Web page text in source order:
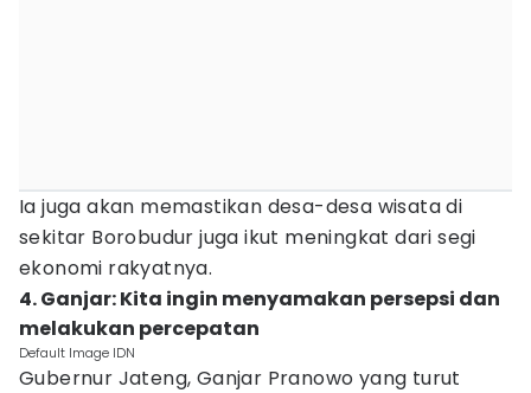
Ia juga akan memastikan desa-desa wisata di
sekitar Borobudur juga ikut meningkat dari segi
ekonomi rakyatnya.
4. Ganjar: Kita ingin menyamakan persepsi dan
melakukan percepatan
Default Image IDN
Gubernur Jateng, Ganjar Pranowo yang turut